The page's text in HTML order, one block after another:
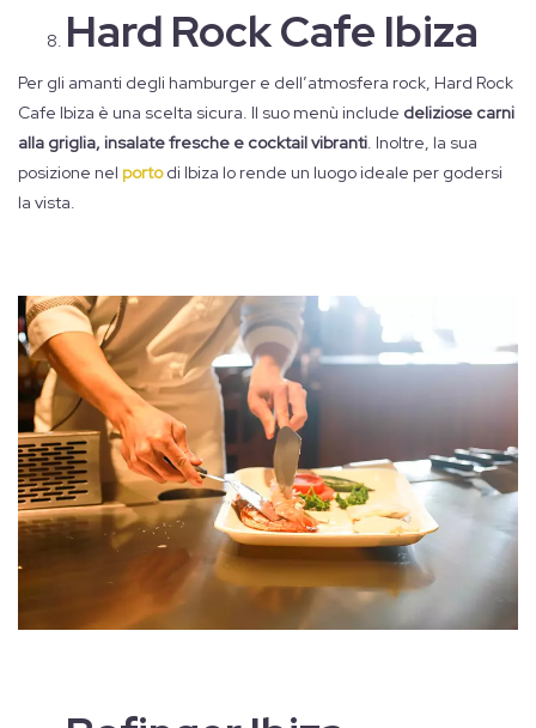
Hard Rock Cafe Ibiza
Per gli amanti degli hamburger e dell’atmosfera rock, Hard Rock
Cafe Ibiza è una scelta sicura. Il suo menù include deliziose carni
alla griglia, insalate fresche e cocktail vibranti. Inoltre, la sua
posizione nel portodi Ibiza lo rende un luogo ideale per godersi
la vista.